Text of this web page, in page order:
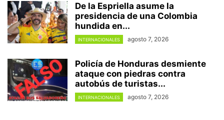
De la Espriella asume la
presidencia de una Colombia
hundida en...
INTERNACIONALES agosto 7, 2026
Policía de Honduras desmiente
ataque con piedras contra
autobús de turistas...
INTERNACIONALES agosto 7, 2026